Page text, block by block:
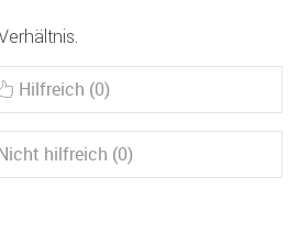
Hilfreich (0)
hilfreich (0)